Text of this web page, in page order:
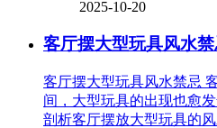
2025-10-20
客厅摆大型玩具风水
客厅摆大型玩具风水禁忌
间，大型玩具的出现也愈
剖析客厅摆放大型玩具的